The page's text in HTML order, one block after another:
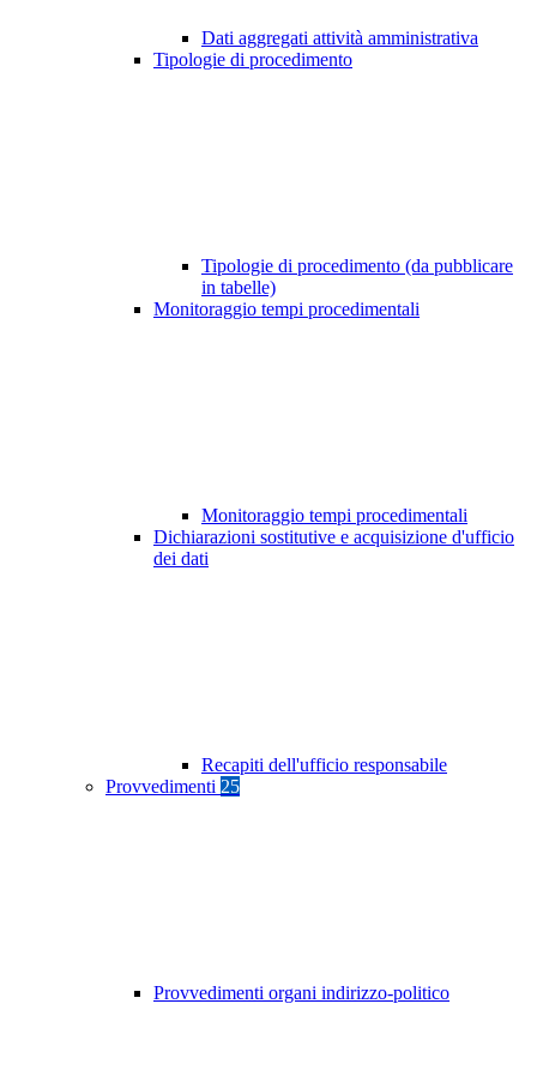
Dati aggregati attività amministrativa
Tipologie di procedimento
Tipologie di procedimento (da pubblicare
in tabelle)
Monitoraggio tempi procedimentali
Monitoraggio tempi procedimentali
Dichiarazioni sostitutive e acquisizione d'ufficio
dei dati
Recapiti dell'ufficio responsabile
Provvedimenti 25
Provvedimenti organi indirizzo-politico